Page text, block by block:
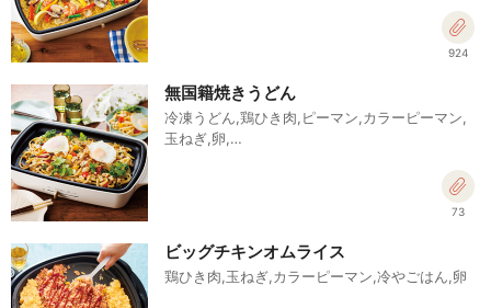
924
無国籍焼きうどん
冷凍うどん,鶏ひき肉,ピーマン,カラーピーマン,
玉ねぎ,卵,…
73
ビッグチキンオムライス
鶏ひき肉,玉ねぎ,カラーピーマン,冷やごはん,卵